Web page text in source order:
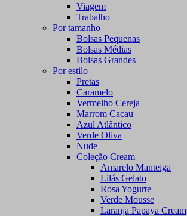
Viagem
Trabalho
Por tamanho
Bolsas Pequenas
Bolsas Médias
Bolsas Grandes
Por estilo
Pretas
Caramelo
Vermelho Cereja
Marrom Cacau
Azul Atlântico
Verde Oliva
Nude
Coleção Cream
Amarelo Manteiga
Lilás Gelato
Rosa Yogurte
Verde Mousse
Laranja Papaya Cream